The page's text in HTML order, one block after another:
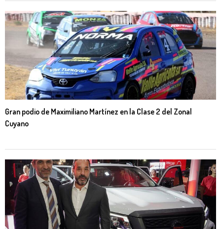
Gran podio de Maximiliano Martínez en la Clase 2 del Zonal
Cuyano